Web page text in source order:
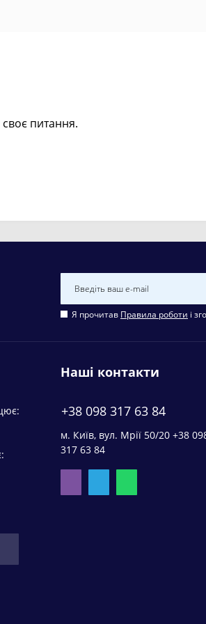
питання.
Я прочитав Правила роботи і
Наші контакти
+38 098 317 63 84
м. Київ, вул. Мрії 50/20 +38
317 63 84